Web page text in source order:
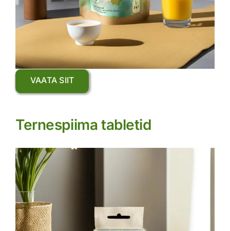
VAATA SIIT
Ternespiima tabletid